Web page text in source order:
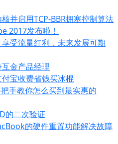
并启用TCP-BBR拥塞控制算法
2017发布啦！
受流量红利，未来发展可期
金产品经理
付宝收费省钱买冰棍
手教你怎么买到最实惠的
的二次验证
的硬件重置功能解决故障